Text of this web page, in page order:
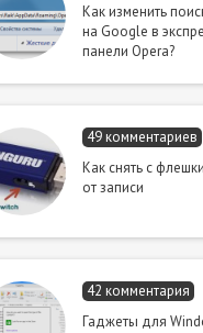
Как изменить
на Google в
панели Opera?
49 комментариев
Как снять с
от записи
42 комментария
Гаджеты для